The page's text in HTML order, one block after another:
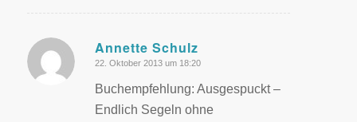
Annette Schulz
sagte:
22. Oktober 2013 um 18:20
Buchempfehlung: Ausgespuckt –
Endlich Segeln ohne